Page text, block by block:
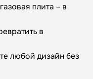
плита – в
в
любой дизайн без